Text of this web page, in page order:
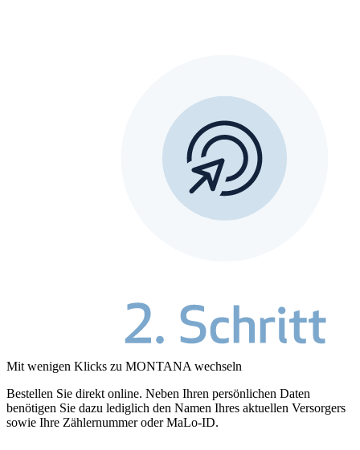
Mit wenigen Klicks zu MONTANA wechseln
Bestellen Sie direkt online. Neben Ihren persönlichen Daten
benötigen Sie dazu lediglich den Namen Ihres aktuellen Versorgers
sowie Ihre Zählernummer oder MaLo-ID.